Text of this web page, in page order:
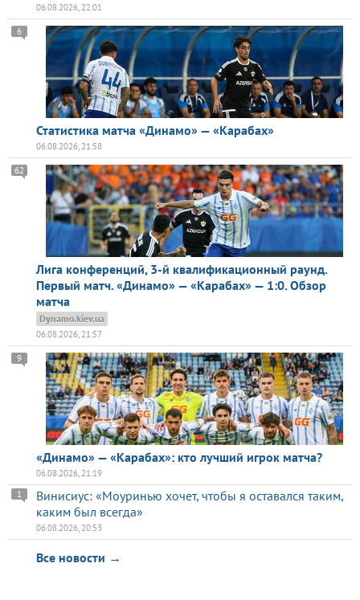
06.08.2026, 22:01
Статистика матча «Динамо» — «Карабах»
6
06.08.2026, 21:58
Лига конференций, 3-й квалификационный раунд.
Первый матч. «Динамо» — «Карабах» — 1:0. Обзор
матча
62
Dynamo.kiev.ua
06.08.2026, 21:57
«Динамо» — «Карабах»: кто лучший игрок матча?
9
06.08.2026, 21:19
Винисиус: «Моуринью хочет, чтобы я оставался таким,
каким был всегда»
1
06.08.2026, 20:53
Все новости →